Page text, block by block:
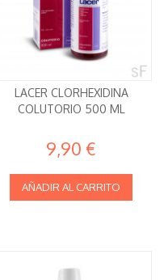
LACER CLORHEXIDINA
COLUTORIO 500 ML
9,90 €
AÑADIR AL CARRITO